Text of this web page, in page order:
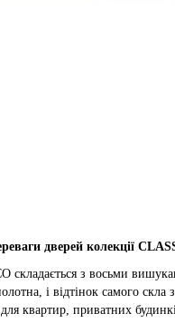
дверей колекції
складається з восьми
і відтінок самого
квартир, приватних